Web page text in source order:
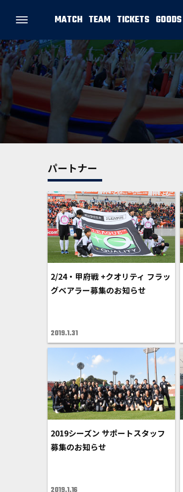
MATCH TEAM TICKETS GOODS
パートナー
2/24・甲府戦 +クオリティ フラッ
グベアラー募集のお知らせ
2019.1.31
2019シーズン サポートスタッフ
募集のお知らせ